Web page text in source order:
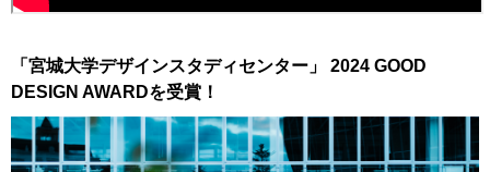
「宮城大学デザインスタディセンター」 2024 GOOD
DESIGN AWARDを受賞！